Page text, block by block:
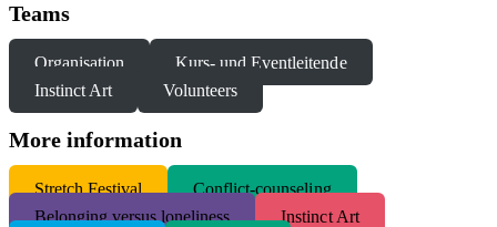
Teams
Organisation
Kurs- und Eventleitende
Instinct Art
Volunteers
More information
Stretch Festival
Conflict-counseling
Belonging versus loneliness
Instinct Art